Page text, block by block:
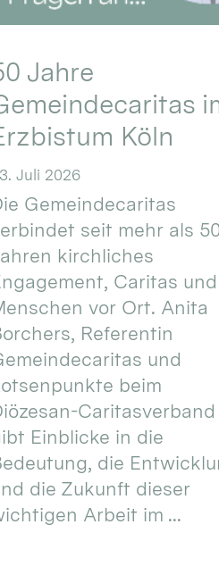
Jahre
Köln
Juli 2026
Gemeindecaritas
seit mehr als
kirchliches
Caritas und
vor Ort. Anita
Referentin
und
beim
Caritasverband
Einblicke in die
die
die Zukunft dieser
Arbeit im ...